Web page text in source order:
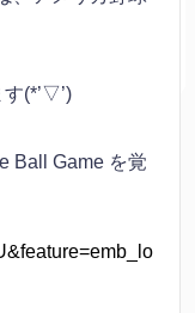
(*’▽’)
Ball Game を覚